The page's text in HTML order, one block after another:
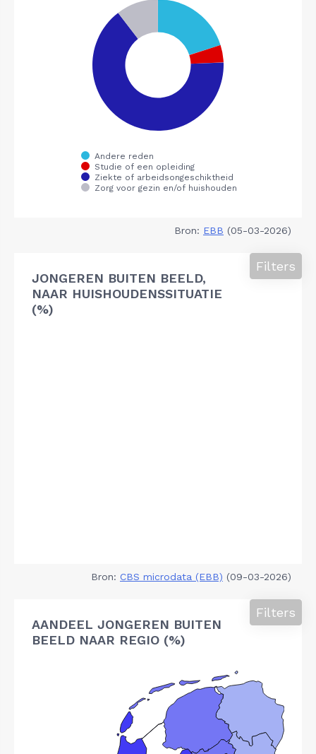
Bron: EBB (05-03-2026)
JONGEREN BUITEN BEELD,
NAAR HUISHOUDENSSITUATIE
(%)
Filters
Bron: CBS microdata (EBB) (09-03-2026)
AANDEEL JONGEREN BUITEN
BEELD NAAR REGIO (%)
Filters